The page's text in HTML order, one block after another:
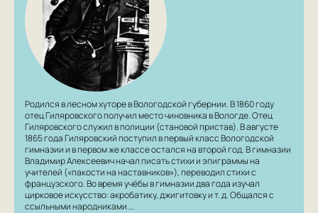
Родился в лесном хуторе в Вологодской губернии. В 1860 году
отец Гиляровского получил место чиновника в Вологде. Отец
Гиляровского служил в полиции (становой пристав). В августе
1865 года Гиляровский поступил в первый класс Вологодской
гимназии и в первом же классе остался на второй год. В гимназии
Владимир Алексеевич начал писать стихи и эпиграммы на
учителей («пакости на наставников»), переводил стихи с
французского. Во время учёбы в гимназии два года изучал
цирковое искусство: акробатику, джигитовку и т. д. Общался с
ссыльными народниками.…